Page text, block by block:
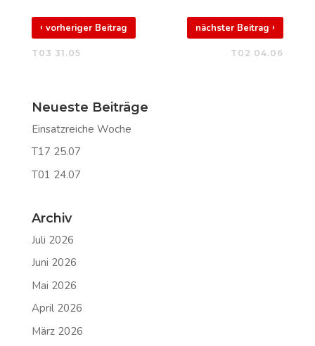
‹ vorheriger Beitrag
T03 31.05
nächster Beitrag›
T02 04.06
Neueste Beiträge
Einsatzreiche Woche
T17 25.07
T01 24.07
Archiv
Juli 2026
Juni 2026
Mai 2026
April 2026
März 2026